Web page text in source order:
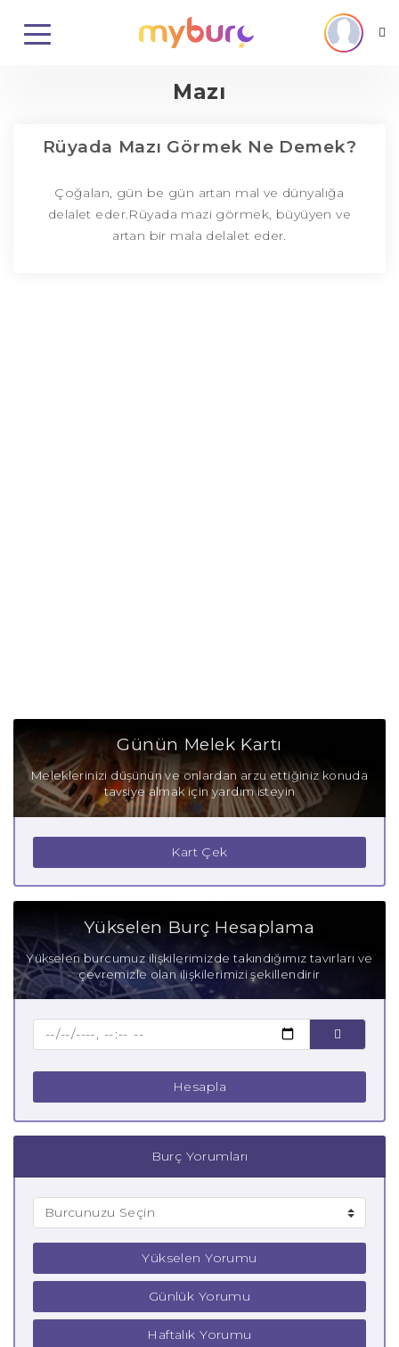
Mazı
Rüyada Mazı Görmek Ne Demek?
Çoğalan, gün be gün artan mal ve dünyalığa
delalet eder.Rüyada mazi görmek, büyüyen ve
artan bir mala delalet eder.
Günün Melek Kartı
Meleklerinizi düşünün ve onlardan arzu ettiğiniz konuda
tavsiye almak için yardım isteyin
Kart Çek
Yükselen Burç Hesaplama
Yükselen burcumuz ilişkilerimizde takındığımız tavırları ve
çevremizle olan ilişkilerimizi şekillendirir
Hesapla
Burç Yorumları
Yükselen Yorumu
Günlük Yorumu
Haftalık Yorumu